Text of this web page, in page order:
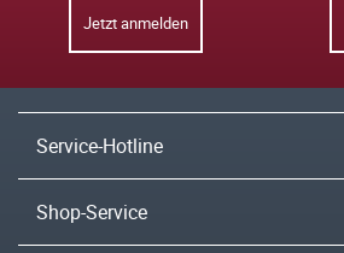
Jetzt anmelden
Service-Hotline
Shop-Service